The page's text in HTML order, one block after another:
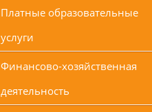
Платные образовательные
услуги
Финансово-хозяйственная
деятельность